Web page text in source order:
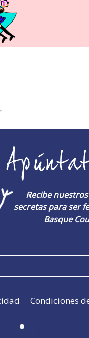
Recibe
secretas para ser
Basque
Condiciones